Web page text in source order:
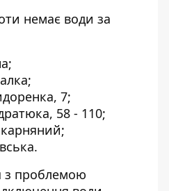
немає води за
7;
58 - 110;
з проблемою